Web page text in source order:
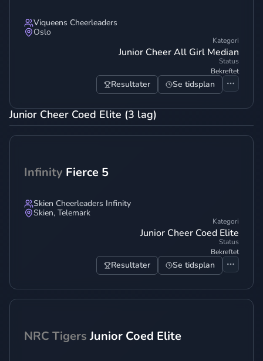
Viqueens Cheerleaders
Oslo
Kategori
Junior Cheer All Girl Median
Status
Bekreftet
Resultater Se tidsplan
Junior Cheer Coed Elite (3 lag)
Infinity Fierce 5
Skien Cheerleaders Infinity
Skien, Telemark
Kategori
Junior Cheer Coed Elite
Status
Bekreftet
Resultater Se tidsplan
NRC Tigers Junior Coed Elite